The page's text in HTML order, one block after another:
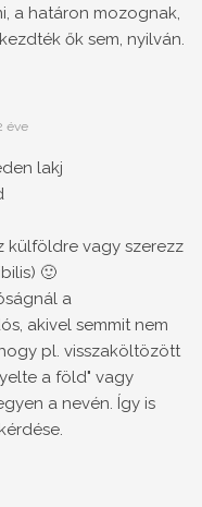
a határon mozognak,
ők sem, nyilván.
éve
lakj
külföldre vagy szerezz
🙂
a
akivel semmit nem
pl. visszaköltözött
a föld" vagy
a nevén. Így is